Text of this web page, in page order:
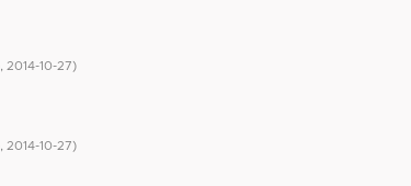
2014-10-27)
2014-10-27)